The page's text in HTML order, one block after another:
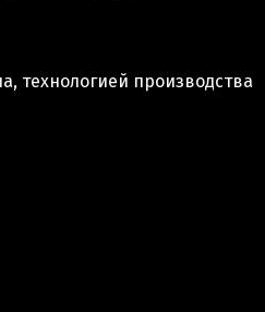
технологией производства